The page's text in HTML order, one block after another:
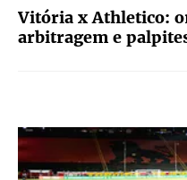
Vitória x Athletico:
arbitragem e